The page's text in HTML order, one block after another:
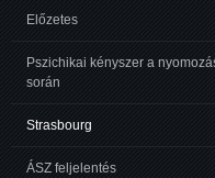
Előzetes
Pszichikai kényszer a
során
Strasbourg
ÁSZ feljelentés